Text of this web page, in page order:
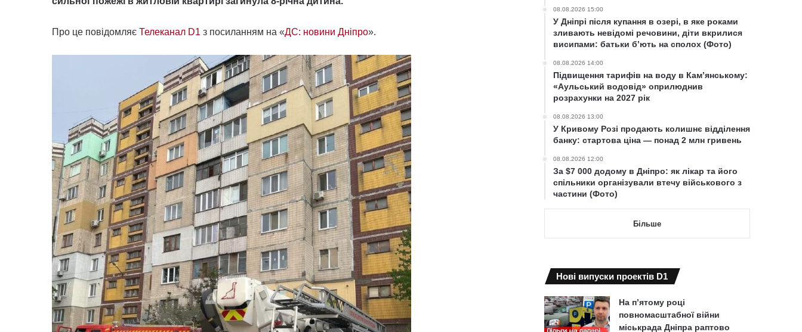
Про це повідомляє Телеканал D1 з посиланням на «ДС: новини Дніпро».
08.08.2026 15:00
У Дніпрі після купання в озері, в яке роками
зливають невідомі речовини, діти вкрилися
висипами: батьки б’ють на сполох (Фото)
08.08.2026 14:00
Підвищення тарифів на воду в Кам’янському:
«Аульський водовід» оприлюднив
розрахунки на 2027 рік
08.08.2026 13:00
У Кривому Розі продають колишнє відділення
банку: стартова ціна — понад 2 млн гривень
08.08.2026 12:00
За $7 000 додому в Дніпро: як лікар та його
спільники організували втечу військового з
частини (Фото)
Більше
Нові випуски проектів D1
На п’ятому році
повномасштабної війни
міськрада Дніпра раптово